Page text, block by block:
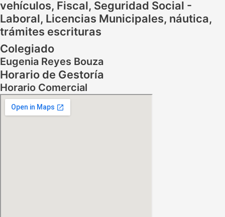
vehículos, Fiscal, Seguridad Social -
Laboral, Licencias Municipales, náutica,
trámites escrituras
Colegiado
Eugenia Reyes Bouza
Horario de Gestoría
Horario Comercial